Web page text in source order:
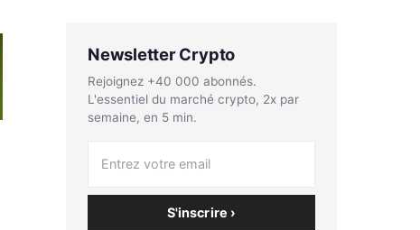
Newsletter Crypto
Rejoignez +40 000 abonnés.
L'essentiel du marché crypto, 2x par
semaine, en 5 min.
S'inscrire ›